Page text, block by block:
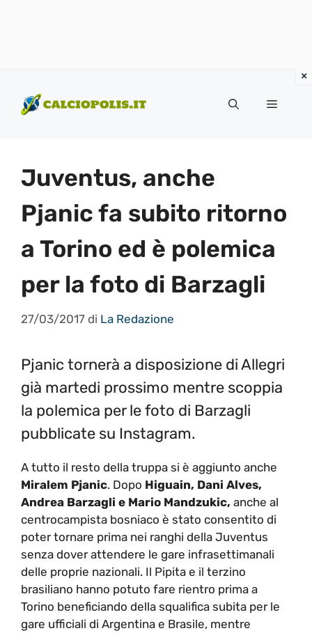
contenuto
Menu
Juventus, anche
Pjanic fa subito ritorno
a Torino ed è polemica
per la foto di Barzagli
27/03/2017 di La Redazione
Pjanic tornerà a disposizione di Allegri
già martedi prossimo mentre scoppia
la polemica per le foto di Barzagli
pubblicate su Instagram.
A tutto il resto della truppa si è aggiunto anche
Miralem Pjanic. Dopo Higuain, Dani Alves,
Andrea Barzagli e Mario Mandzukic, anche al
centrocampista bosniaco è stato consentito di
poter tornare prima nei ranghi della Juventus
senza dover attendere le gare infrasettimanali
delle proprie nazionali. Il Pipita e il terzino
brasiliano hanno potuto fare rientro prima a
Torino beneficiando della squalifica subita per le
gare ufficiali di Argentina e Brasile, mentre